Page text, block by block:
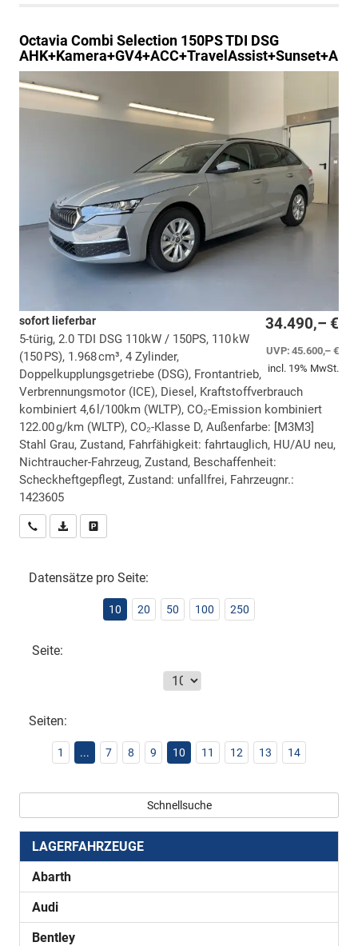
Octavia Combi Selection 150PS TDI DSG
34.490,– €
UVP:45.600,– €
incl. 19% MwSt.
sofort lieferbar
5-türig, 2.0 TDI DSG 110kW / 150PS, 110 kW
(150 PS), 1.968 cm³, 4 Zylinder,
Doppelkupplungsgetriebe (DSG), Frontantrieb,
Verbrennungsmotor (ICE), Diesel, Kraftstoffverbrauch
kombiniert 4,6 l/100km (WLTP), CO₂-Emission kombiniert
122.00 g/km (WLTP), CO₂-Klasse D, Außenfarbe: [M3M3]
Stahl Grau, Zustand, Fahrfähigkeit: fahrtauglich, HU/AU neu,
Nichtraucher-Fahrzeug, Zustand, Beschaffenheit:
Scheckheftgepflegt, Zustand: unfallfrei, Fahrzeugnr.:
1423605
Wir rufen Sie anPDF-Datei, Fahrzeugexposé drucken
Datensätze pro Seite:
10 20 50 100 250
Seite:
Seiten:
1 ... 7 8 9 10 11 12 13 14
Schnellsuche
LAGERFAHRZEUGE
Abarth
Audi
Bentley